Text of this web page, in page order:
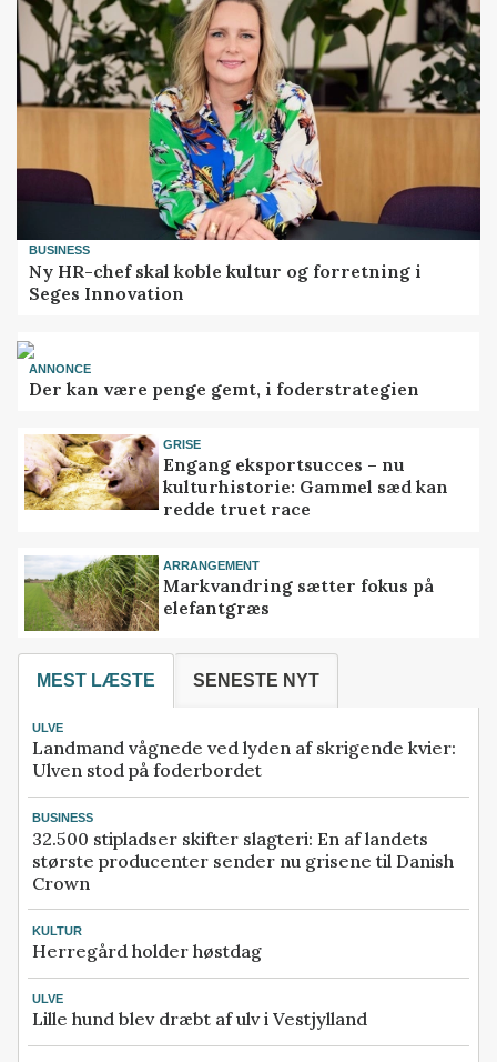
BUSINESS
Ny HR-chef skal koble kultur og forretning i
Seges Innovation
ANNONCE
Der kan være penge gemt, i foderstrategien
GRISE
Engang eksportsucces – nu
kulturhistorie: Gammel sæd kan
redde truet race
ARRANGEMENT
Markvandring sætter fokus på
elefantgræs
MEST LÆSTE SENESTE NYT
ULVE
Landmand vågnede ved lyden af skrigende kvier:
Ulven stod på foderbordet
BUSINESS
32.500 stipladser skifter slagteri: En af landets
største producenter sender nu grisene til Danish
Crown
KULTUR
Herregård holder høstdag
ULVE
Lille hund blev dræbt af ulv i Vestjylland